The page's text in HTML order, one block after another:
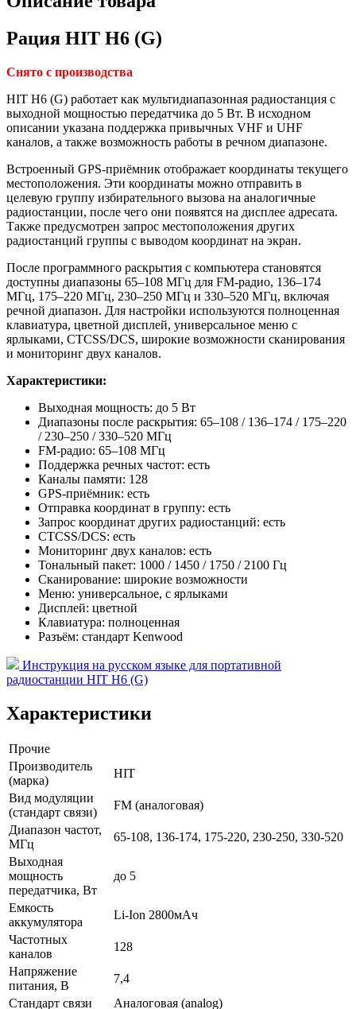
Рация HIT H6 (G)
Снято с производства
HIT H6 (G) работает как мультидиапазонная радиостанция с
выходной мощностью передатчика до 5 Вт. В исходном
описании указана поддержка привычных VHF и UHF
каналов, а также возможность работы в речном диапазоне.
Встроенный GPS-приёмник отображает координаты текущего
местоположения. Эти координаты можно отправить в
целевую группу избирательного вызова на аналогичные
радиостанции, после чего они появятся на дисплее адресата.
Также предусмотрен запрос местоположения других
радиостанций группы с выводом координат на экран.
После программного раскрытия с компьютера становятся
доступны диапазоны 65–108 МГц для FM-радио, 136–174
МГц, 175–220 МГц, 230–250 МГц и 330–520 МГц, включая
речной диапазон. Для настройки используются полноценная
клавиатура, цветной дисплей, универсальное меню с
ярлыками, CTCSS/DCS, широкие возможности сканирования
и мониторинг двух каналов.
Характеристики:
Выходная мощность: до 5 Вт
Диапазоны после раскрытия: 65–108 / 136–174 / 175–220
/ 230–250 / 330–520 МГц
FM-радио: 65–108 МГц
Поддержка речных частот: есть
Каналы памяти: 128
GPS-приёмник: есть
Отправка координат в группу: есть
Запрос координат других радиостанций: есть
CTCSS/DCS: есть
Мониторинг двух каналов: есть
Тональный пакет: 1000 / 1450 / 1750 / 2100 Гц
Сканирование: широкие возможности
Меню: универсальное, с ярлыками
Дисплей: цветной
Клавиатура: полноценная
Разъём: стандарт Kenwood
Инструкция на русском языке для портативной
радиостанции HIT H6 (G)
Характеристики
Прочие
Производитель
(марка)
HIT
Вид модуляции
(стандарт связи)
FM (аналоговая)
Диапазон частот,
МГц
65-108, 136-174, 175-220, 230-250, 330-520
Выходная
мощность
передатчика, Вт
до 5
Емкость
аккумулятора
Li-Ion 2800мАч
Частотных
каналов
128
Напряжение
питания, В
7,4
Стандарт связи
Аналоговая (analog)